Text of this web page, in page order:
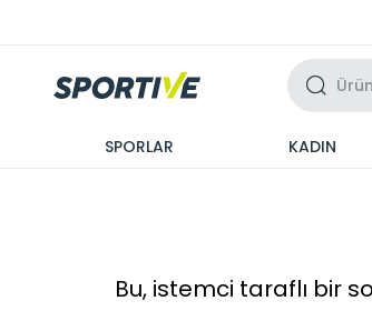
SPORLAR KADIN
Bu, istemci taraflı bir